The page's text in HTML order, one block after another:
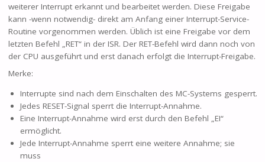
weiterer Interrupt erkannt und bearbeitet werden. Diese Freigabe
kann -wenn notwendig- direkt am Anfang einer Interrupt-Service-
Routine vorgenommen werden. Üblich ist eine Freigabe vor dem
letzten Befehl „RET“ in der ISR. Der RET-Befehl wird dann noch von
der CPU ausgeführt und erst danach erfolgt die Interrupt-Freigabe.
Merke:
Interrupte sind nach dem Einschalten des MC-Systems gesperrt.
Jedes RESET-Signal sperrt die Interrupt-Annahme.
Eine Interrupt-Annahme wird erst durch den Befehl „EI“
ermöglicht.
Jede Interrupt-Annahme sperrt eine weitere Annahme; sie
muss